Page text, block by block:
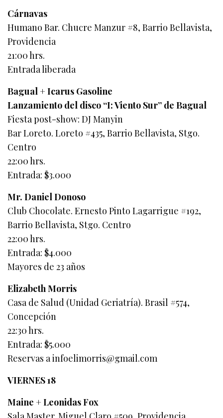
Cárnavas
Humano Bar. Chucre Manzur #8, Barrio Bellavista,
Providencia
21:00 hrs.
Entrada liberada
Bagual + Icarus Gasoline
Lanzamiento del disco “I: Viento Sur” de Bagual
Fiesta post-show: DJ Manyin
Bar Loreto. Loreto #435, Barrio Bellavista, Stgo.
Centro
22:00 hrs.
Entrada: $3.000
Mr. Daniel Donoso
Club Chocolate. Ernesto Pinto Lagarrigue #192,
Barrio Bellavista, Stgo. Centro
22:00 hrs.
Entrada: $4.000
Mayores de 23 años
Elizabeth Morris
Casa de Salud (Unidad Geriatría). Brasil #574,
Concepción
22:30 hrs.
Entrada: $5.000
Reservas a infoelimorris@gmail.com
VIERNES 18
Maine + Leonidas Fox